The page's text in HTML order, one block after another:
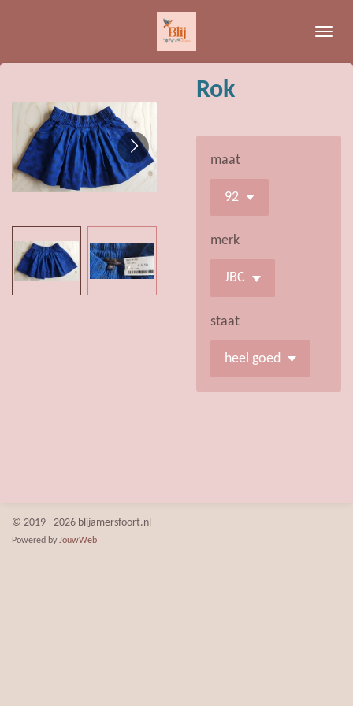
naar
hoofdinhoud
Rok
maat
merk
staat
© 2019 - 2026 blijamersfoort.nl
Powered by JouwWeb